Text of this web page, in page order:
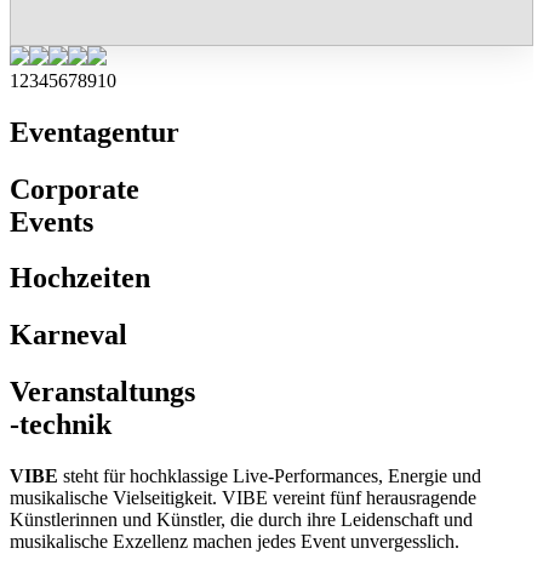
1 2345678910
Eventagentur
Corporate
Events
Hochzeiten
Karneval
Veranstaltungs
-technik
VIBE steht für hochklassige Live-Performances, Energie und
musikalische Vielseitigkeit. VIBE vereint fünf herausragende
Künstlerinnen und Künstler, die durch ihre Leidenschaft und
musikalische Exzellenz machen jedes Event unvergesslich.